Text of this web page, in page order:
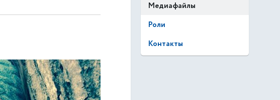
Медиафайлы
Роли
Контакты